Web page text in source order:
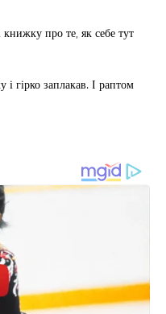
про те, як себе тут
гірко заплакав. І раптом